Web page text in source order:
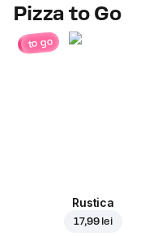
Pizza to Go
to go
Rustica
17,99 lei